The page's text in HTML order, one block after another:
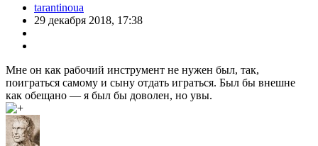
tarantinoua
29 декабря 2018, 17:38
Мне он как рабочий инструмент не нужен был, так,
поиграться самому и сыну отдать играться. Был бы внешне
как обещано — я был бы доволен, но увы.